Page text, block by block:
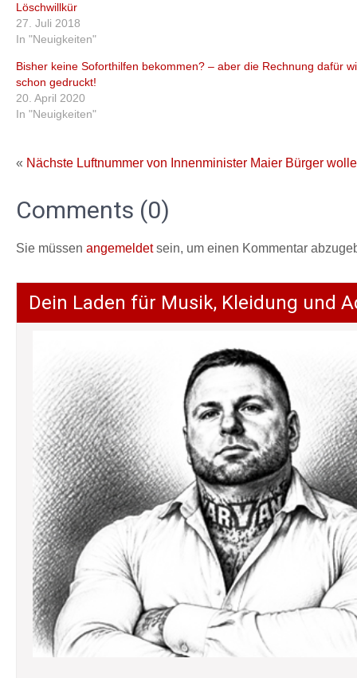
Löschwillkür
27. Juli 2018
In "Neuigkeiten"
Bisher keine Soforthilfen bekommen? – aber die Rechnung dafür
schon gedruckt!
20. April 2020
In "Neuigkeiten"
« Nächste Luftnummer von Innenminister Maier Bürger
Comments (0)
Sie müssen angemeldetsein, um einen Kommentar
Dein Laden für Musik, Kleidung und